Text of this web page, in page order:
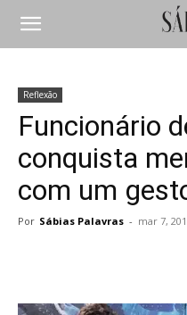
Reflexão
Funcionário
conquista
com um
Por Sábias Palavras - mar 7,